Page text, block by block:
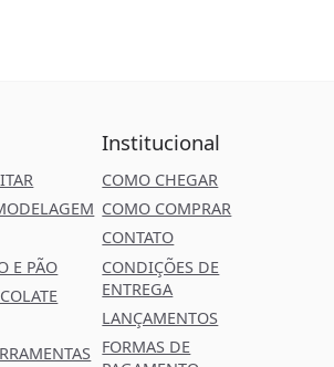
E PÃO
Institucional
COMO CHEGAR
COMO COMPRAR
CONTATO
CONDIÇÕES DE
ENTREGA
LANÇAMENTOS
FORMAS DE